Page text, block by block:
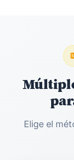
Elige el